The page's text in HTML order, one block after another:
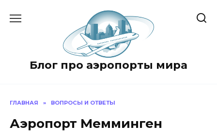
Блог про аэропорты мира
ГЛАВНАЯ » ВОПРОСЫ И ОТВЕТЫ
Аэропорт Мемминген